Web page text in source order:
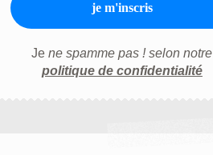
Je ne spamme pas ! selon notre
politique de confidentialité